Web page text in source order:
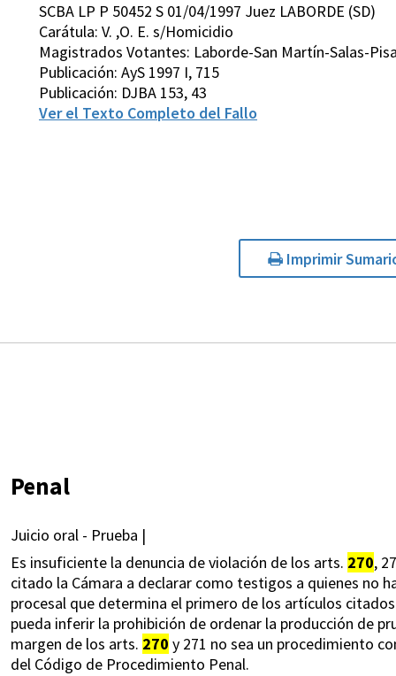
SCBA LP P 50452 S 01/04/1997 Juez LABORDE (SD)
Carátula: V. ,O. E. s/Homicidio
Magistrados Votantes: Laborde-San Martín-Salas-
Publicación: AyS 1997 I, 715
Publicación: DJBA 153, 43
Ver el Texto Completo del Fallo
Imprimir
Penal
Juicio oral - Prueba |
Es insuficiente la denuncia de violación de los arts. 270,
citado la Cámara a declarar como testigos a quienes no
procesal que determina el primero de los artículos
pueda inferir la prohibición de ordenar la producción de
margen de los arts. 270 y 271 no sea un procedimiento
del Código de Procedimiento Penal.